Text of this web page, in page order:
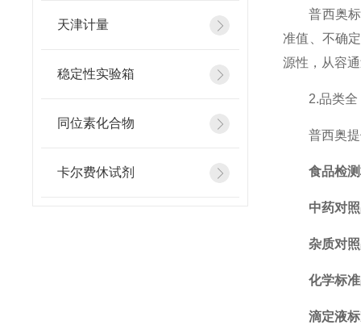
天津计量
稳定性实验箱
同位素化合物
卡尔费休试剂
普西奥标准
准值、不确
源性，从容
2.品类全
普西奥提供
食品检
中药对
杂质对
化学标
滴定液